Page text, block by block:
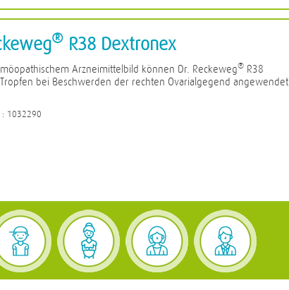
® R38 Dextronex
Arzneimittelbild können Dr. Reckeweg® R38
bei Beschwerden der rechten Ovarialgegend angewendet
: 1032290